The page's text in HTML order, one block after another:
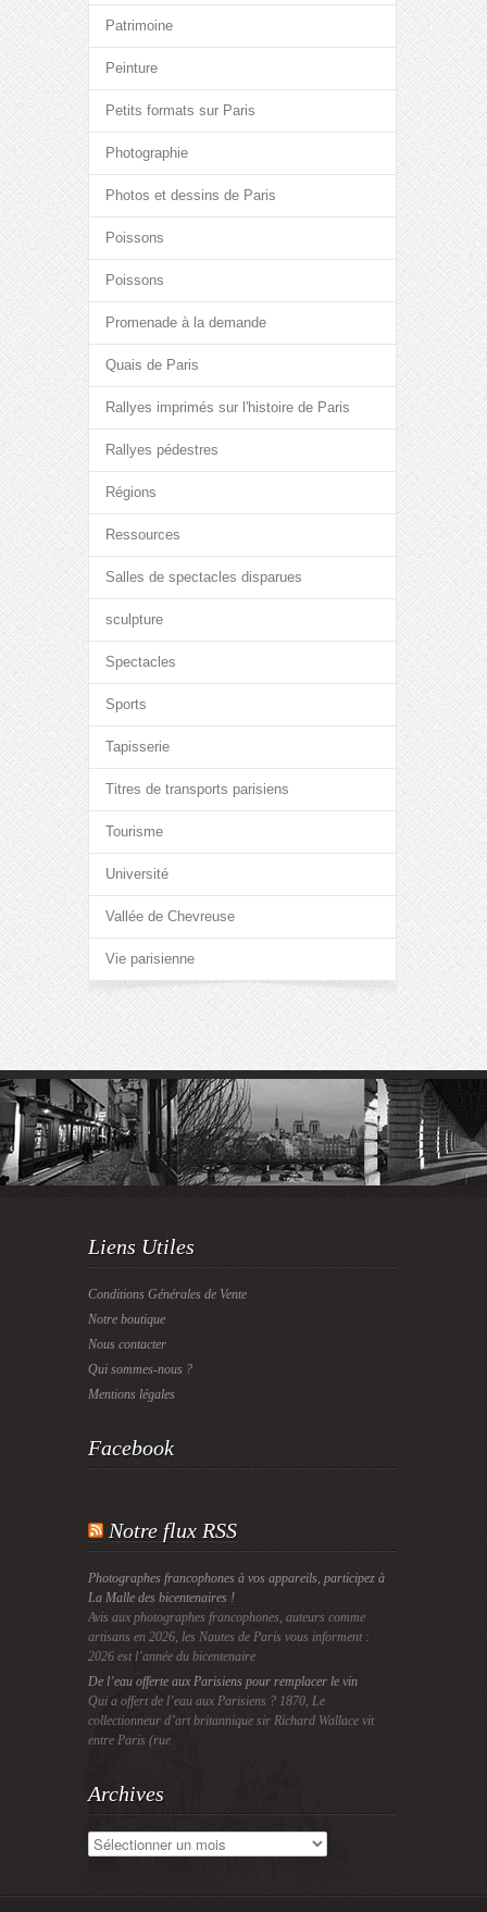
Patrimoine
Peinture
Petits formats sur Paris
Photographie
Photos et dessins de Paris
Poissons
Poissons
Promenade à la demande
Quais de Paris
Rallyes imprimés sur l'histoire de Paris
Rallyes pédestres
Régions
Ressources
Salles de spectacles disparues
sculpture
Spectacles
Sports
Tapisserie
Titres de transports parisiens
Tourisme
Université
Vallée de Chevreuse
Vie parisienne
Liens Utiles
Conditions Générales de Vente
Notre boutique
Nous contacter
Qui sommes-nous ?
Mentions légales
Facebook
Notre flux RSS
Photographes francophones à vos appareils, participez à
La Malle des bicentenaires !
Avis aux photographes francophones, auteurs comme
artisans en 2026, les Nautes de Paris vous informent :
2026 est l’année du bicentenaire
De l’eau offerte aux Parisiens pour remplacer le vin
Qui a offert de l’eau aux Parisiens ? 1870, Le
collectionneur d’art britannique sir Richard Wallace vit
entre Paris (rue
Archives
Archives